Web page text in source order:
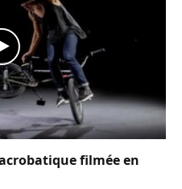
filmée en